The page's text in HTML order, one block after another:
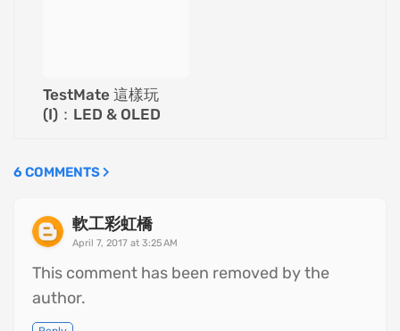
TestMate 這樣玩
(I)：LED & OLED
6 COMMENTS
軟工彩虹橋
April 7, 2017 at 3:25 AM
This comment has been removed by the
author.